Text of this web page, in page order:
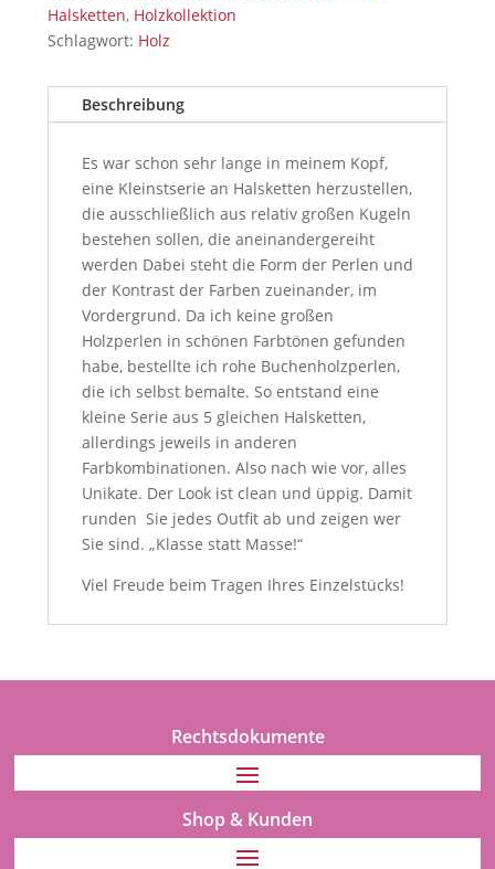
Halsketten, Holzkollektion
Schlagwort: Holz
Beschreibung
Es war schon sehr lange in meinem Kopf,
eine Kleinstserie an Halsketten herzustellen,
die ausschließlich aus relativ großen Kugeln
bestehen sollen, die aneinandergereiht
werden Dabei steht die Form der Perlen und
der Kontrast der Farben zueinander, im
Vordergrund. Da ich keine großen
Holzperlen in schönen Farbtönen gefunden
habe, bestellte ich rohe Buchenholzperlen,
die ich selbst bemalte. So entstand eine
kleine Serie aus 5 gleichen Halsketten,
allerdings jeweils in anderen
Farbkombinationen. Also nach wie vor, alles
Unikate. Der Look ist clean und üppig. Damit
runden Sie jedes Outfit ab und zeigen wer
Sie sind. „Klasse statt Masse!“
Viel Freude beim Tragen Ihres Einzelstücks!
Rechtsdokumente
Shop & Kunden